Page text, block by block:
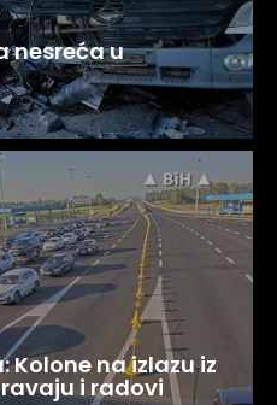
nesreća u
na izlazu iz
i radovi